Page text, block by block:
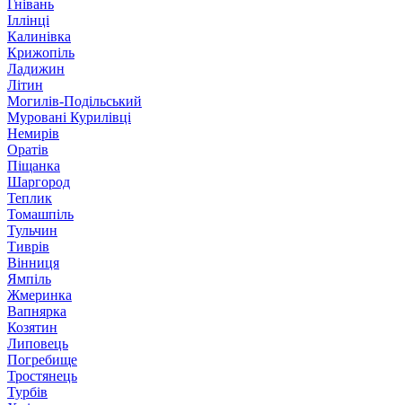
Гнівань
Іллінці
Калинівка
Крижопіль
Ладижин
Літин
Могилів-Подільський
Муровані Курилівці
Немирів
Оратів
Піщанка
Шаргород
Теплик
Томашпіль
Тульчин
Тиврів
Вінниця
Ямпіль
Жмеринка
Вапнярка
Козятин
Липовець
Погребище
Тростянець
Турбів